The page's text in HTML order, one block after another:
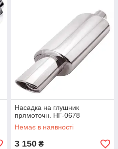
Насадка на глушник
прямоточн. НГ-0678
Немає в наявності
3 150 ₴